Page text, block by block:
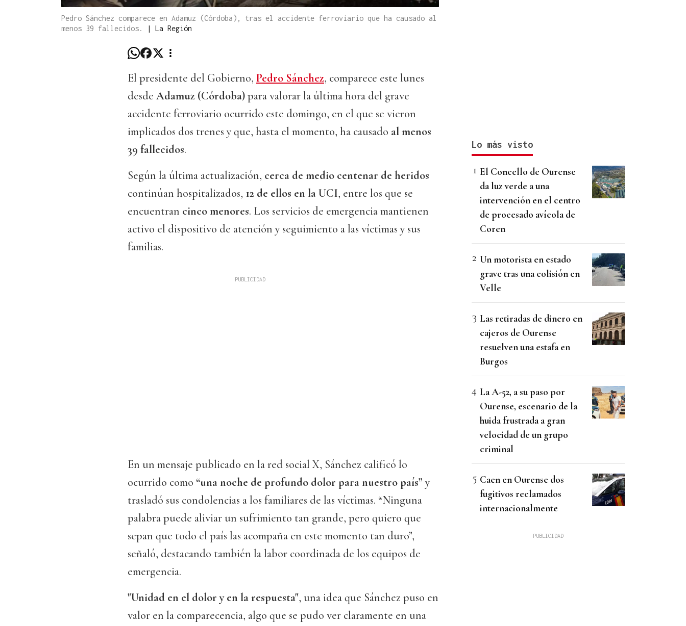
Pedro Sánchez comparece en Adamuz (Córdoba), tras el accidente ferroviario que ha causado al
menos 39 fallecidos.
| La Región
El presidente del Gobierno, Pedro Sánchez, comparece este lunes
desde Adamuz (Córdoba)para valorar la última hora del grave
accidente ferroviario ocurrido este domingo, en el que se vieron
implicados dos trenes y que, hasta el momento, ha causado al menos
39 fallecidos.
Según la última actualización, cerca de medio centenar de heridos
continúan hospitalizados, 12 de ellos en la UCI, entre los que se
encuentran cinco menores. Los servicios de emergencia mantienen
activo el dispositivo de atención y seguimiento a las víctimas y sus
familias.
En un mensaje publicado en la red social X, Sánchez calificó lo
ocurrido como “una noche de profundo dolor para nuestro país” y
trasladó sus condolencias a los familiares de las víctimas. “Ninguna
palabra puede aliviar un sufrimiento tan grande, pero quiero que
sepan que todo el país las acompaña en este momento tan duro”,
señaló, destacando también la labor coordinada de los equipos de
emergencia.
"Unidad en el dolor y en la respuesta", una idea que Sánchez puso en
valor en la comparecencia, algo que se pudo ver claramente en una
Lo más visto
El Concello de Ourense
da luz verde a una
intervención en el centro
de procesado avícola de
Coren
Un motorista en estado
grave tras una colisión en
Velle
Las retiradas de dinero en
cajeros de Ourense
resuelven una estafa en
Burgos
La A-52, a su paso por
Ourense, escenario de la
huida frustrada a gran
velocidad de un grupo
criminal
Caen en Ourense dos
fugitivos reclamados
internacionalmente